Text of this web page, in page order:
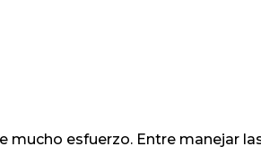
mucho esfuerzo. Entre manejar